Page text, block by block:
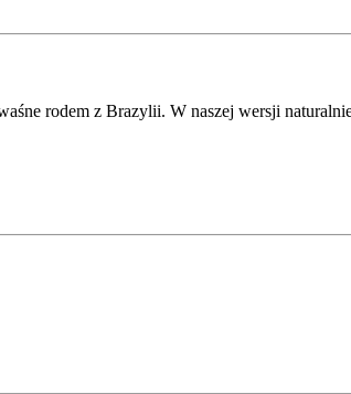
rodem z Brazylii. W naszej wersji